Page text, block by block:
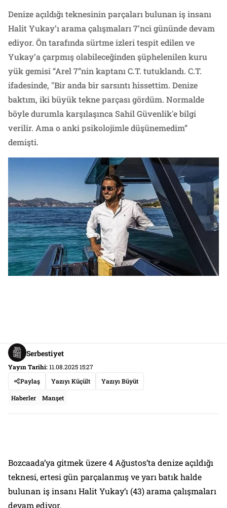
Denize açıldığı teknesinin parçaları bulunan iş insanı
Halit Yukay’ı arama çalışmaları 7’nci gününde devam
ediyor. Ön tarafında sürtme izleri tespit edilen ve
Yukay’a çarpmış olabileceğinden şüphelenilen kuru
yük gemisi “Arel 7”nin kaptanı C.T. tutuklandı. C.T.
ifadesinde, "Bir anda bir sarsıntı hissettim. Denize
baktım, iki büyük tekne parçası gördüm. Normalde
böyle durumla karşılaşınca Sahil Güvenlik'e bilgi
verilir. Ama o anki psikolojimle düşünemedim”
demişti.
Serbestiyet
Yayın Tarihi:11.08.2025 15:27
Paylaş
Yazıyı Küçült Yazıyı Büyüt
Haberler Manşet
Bozcaada’ya gitmek üzere 4 Ağustos’ta denize açıldığı
teknesi, ertesi gün parçalanmış ve yarı batık halde
bulunan iş insanı Halit Yukay’ı (43) arama çalışmaları
devam ediyor.